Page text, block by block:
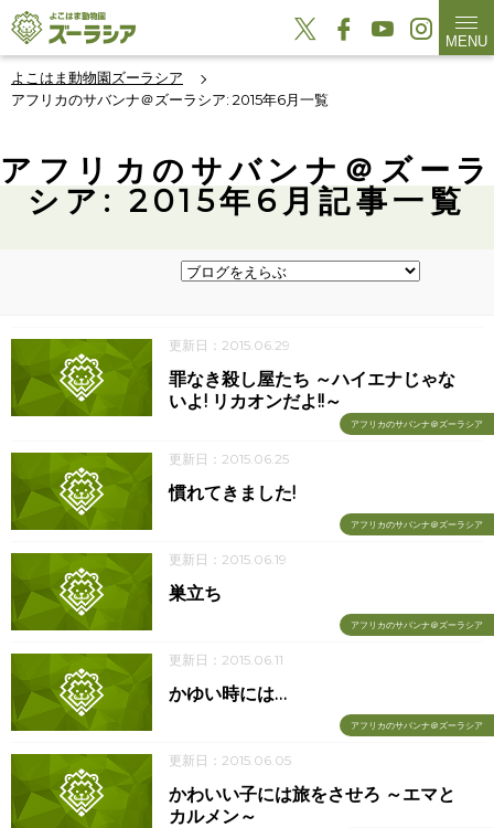
MENU
よこはま動物園ズーラシア
アフリカのサバンナ＠ズーラシア: 2015年6月一覧
アフリカのサバンナ＠ズーラ
シア: 2015年6月記事一覧
更新日：2015.06.29
アフリカのサバンナ＠ズーラシア
罪なき殺し屋たち ～ハイエナじゃな
いよ! リカオンだよ!!～
更新日：2015.06.25
アフリカのサバンナ＠ズーラシア
慣れてきました!
更新日：2015.06.19
アフリカのサバンナ＠ズーラシア
巣立ち
更新日：2015.06.11
アフリカのサバンナ＠ズーラシア
かゆい時には…
更新日：2015.06.05
かわいい子には旅をさせろ ～エマと
カルメン～